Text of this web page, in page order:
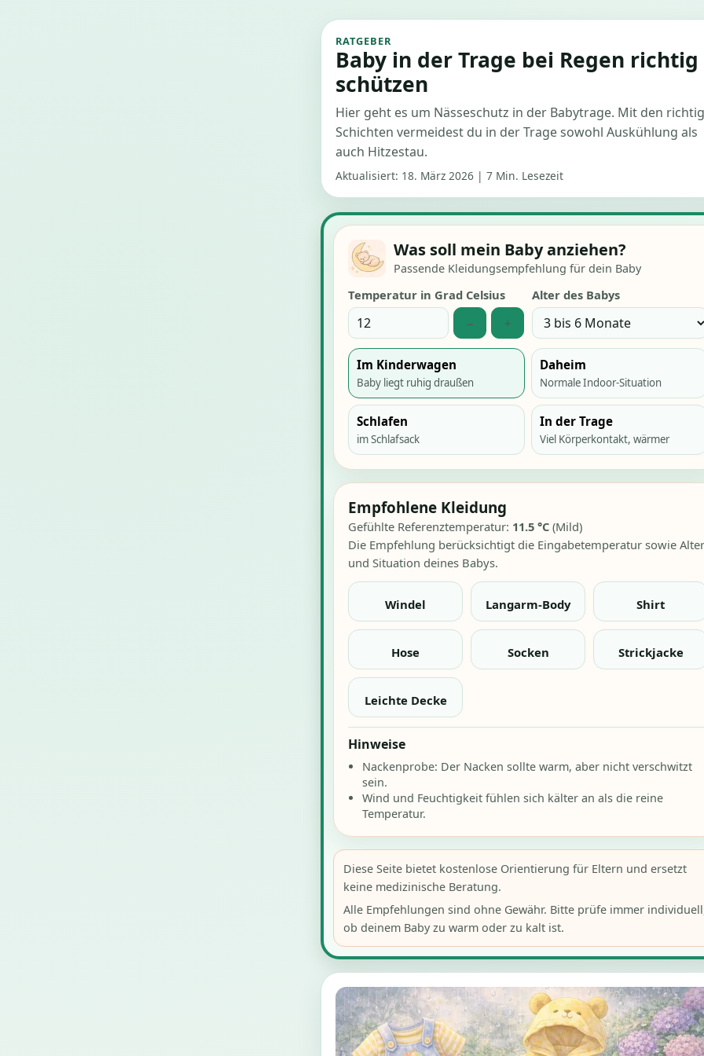
RATGEBER
Baby in der Trage bei Regen richtig
schützen
Hier geht es um Nässeschutz in der Babytrage. Mit den
Schichten vermeidest du in der Trage sowohl Auskühlung als
auch Hitzestau.
Aktualisiert: 18. März 2026 | 7 Min. Lesezeit
Was soll mein Baby anziehen?
Passende Kleidungsempfehlung für dein Baby
Temperatur in Grad Celsius
−
+
Alter des Babys
Im Kinderwagen
Baby liegt ruhig draußen
Daheim
Normale Indoor-Situation
Schlafen
im Schlafsack
In der Trage
Viel Körperkontakt, wärmer
Empfohlene Kleidung
Gefühlte Referenztemperatur: 11.5 °C (Mild)
Die Empfehlung berücksichtigt die Eingabetemperatur sowie Alter
und Situation deines Babys.
Windel Langarm-Body Shirt
Hose Socken Strickjacke
Leichte Decke
Hinweise
Nackenprobe: Der Nacken sollte warm, aber nicht verschwitzt
sein.
Wind und Feuchtigkeit fühlen sich kälter an als die reine
Temperatur.
Diese Seite bietet kostenlose Orientierung für Eltern und ersetzt
keine medizinische Beratung.
Alle Empfehlungen sind ohne Gewähr. Bitte prüfe immer
ob deinem Baby zu warm oder zu kalt ist.